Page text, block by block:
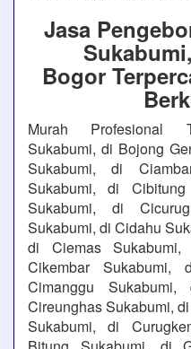
Jasa
Bogor
Murah Profesional
Sukabumi, di Bojong
Sukabumi, di
Sukabumi, di
Sukabumi, di
Sukabumi, di Cidahu
di Ciemas
Cikembar Sukabumi,
Cimanggu
Cireunghas Sukabumi,
Sukabumi, di